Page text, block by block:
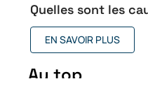
Quelles sont les
EN SAVOIR PLUS
Au top